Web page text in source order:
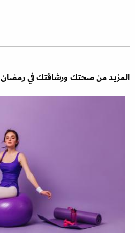
المزيد من صحتك ورشاقتك في رمضان